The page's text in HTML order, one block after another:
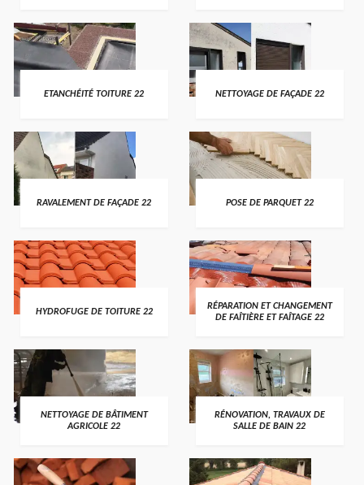
ETANCHÉITÉ TOITURE 22 NETTOYAGE DE FAÇADE 22
RAVALEMENT DE FAÇADE 22 POSE DE PARQUET 22
HYDROFUGE DE TOITURE 22
RÉPARATION ET CHANGEMENT
DE FAÎTIÈRE ET FAÎTAGE 22
NETTOYAGE DE BÂTIMENT
AGRICOLE 22
RÉNOVATION, TRAVAUX DE
SALLE DE BAIN 22